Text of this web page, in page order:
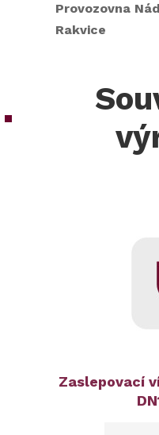
Provozovna
Rakvice
Zaslepovací